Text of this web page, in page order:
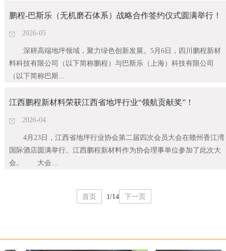
鹏程-巴斯乐（无机磨石体系）战略合作签约仪式圆满举行！
2026-05
深耕高端地坪领域，聚力绿色创新发展。5月6日，四川鹏程新材
料科技有限公司（以下简称鹏程）与巴斯乐（上海）科技有限公司
（以下简称巴斯...
江西鹏程新材料荣获江西省地坪行业“领航贡献奖”！
2026-04
4月23日，江西省地坪行业协会第二届四次会员大会在赣州香江湾
国际酒店圆满举行。江西鹏程新材料作为协会理事单位参加了此次大
会。 大会...
首页 1/14 下一页